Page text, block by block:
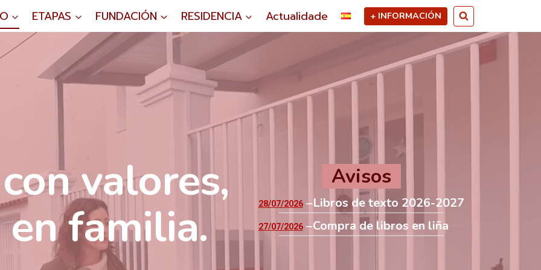
ETAPAS FUNDACIÓN RESIDENCIA Actualidade + INFORMACIÓN
valores,
familia.
Avisos
28/07/2026 Libros de texto 2026-2027
27/07/2026 Compra de libros en liña